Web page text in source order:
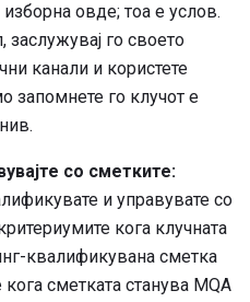
овде; тоа е услов.
го своето
канали и користете
запомнете го клучот е
со сметките:
и управувате со
кога клучната
квалификувана сметка
сметката станува MQA